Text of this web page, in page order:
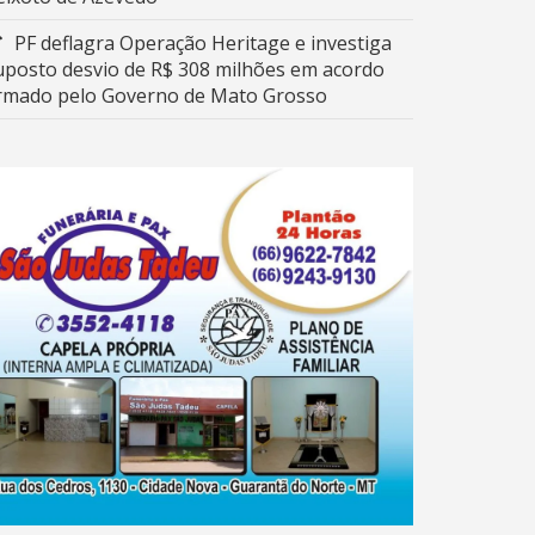
PF deflagra Operação Heritage e investiga
desvio de R$ 308 milhões em acordo
pelo Governo de Mato Grosso